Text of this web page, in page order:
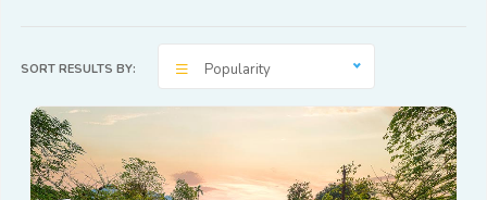
SORT RESULTS BY: Popularity